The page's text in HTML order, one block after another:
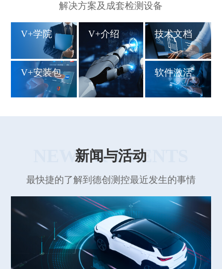
解决方案及成套检测设备
V+学院
V+安装包
V+介绍 技术文档
软件激活
新闻与活动
NEWS & EVENTS
最快捷的了解到德创测控最近发生的事情